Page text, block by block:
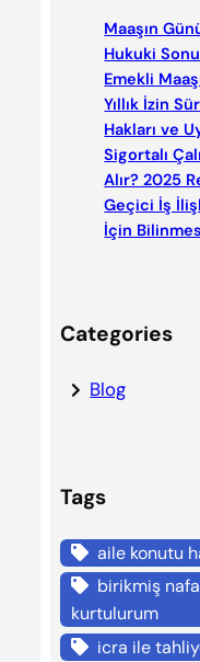
Maaşın
Hukuki
Emekli
Yıllık İzin
Hakları ve
Sigortalı
Alır? 2025
Geçici İş
İçin
Categories
Blog
Tags
aile konutu
birikmiş
kurtulurum
icra ile